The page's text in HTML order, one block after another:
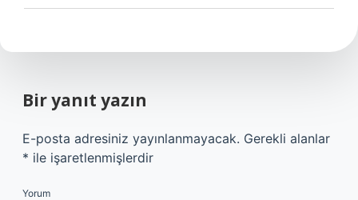
Bir yanıt yazın
E-posta adresiniz yayınlanmayacak. Gerekli alanlar
* ile işaretlenmişlerdir
Yorum